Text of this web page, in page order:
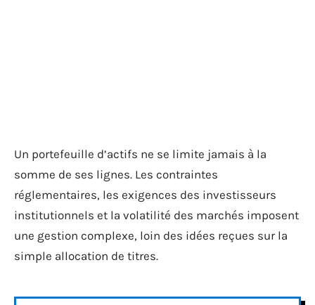
Un portefeuille d’actifs ne se limite jamais à la
somme de ses lignes. Les contraintes
réglementaires, les exigences des investisseurs
institutionnels et la volatilité des marchés imposent
une gestion complexe, loin des idées reçues sur la
simple allocation de titres.